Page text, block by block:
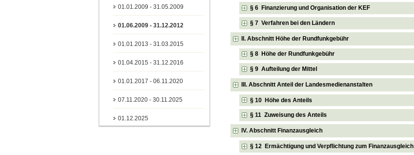
01.01.2009 - 31.05.2009
01.06.2009 - 31.12.2012
01.01.2013 - 31.03.2015
01.04.2015 - 31.12.2016
01.01.2017 - 06.11.2020
07.11.2020 - 30.11.2025
01.12.2025
§ 6 Finanzierung und Organisation der KEF
§ 7 Verfahren bei den Ländern
II. Abschnitt Höhe der Rundfunkgebühr
§ 8 Höhe der Rundfunkgebühr
§ 9 Aufteilung der Mittel
III. Abschnitt Anteil der Landesmedienanstalten
§ 10 Höhe des Anteils
§ 11 Zuweisung des Anteils
IV. Abschnitt Finanzausgleich
§ 12 Ermächtigung und Verpflichtung zum Finanzausgleich